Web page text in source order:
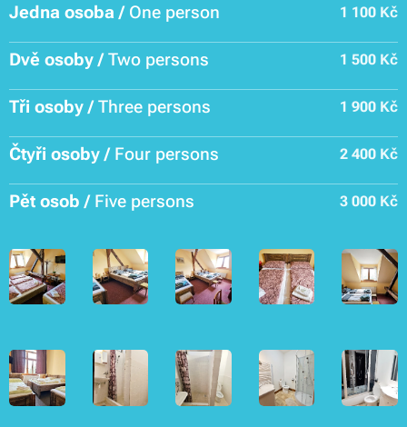
Jedna osoba / One person 1 100 Kč
Dvě osoby /Two persons 1 500 Kč
Tři osoby /Three persons 1 900 Kč
Čtyři osoby / Four persons 2 400 Kč
Pět osob / Five persons 3 000 Kč